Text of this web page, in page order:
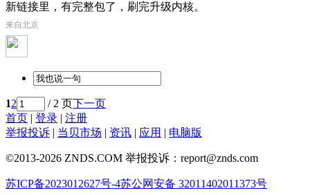
新链接里，有完整包了，刷完升级内核。
来自北京
12 / 2 页下一页
首页 | 登录 | 注册
举报投诉 | 当贝市场 | 资讯 | 应用 | 电脑版
©2013-2026 ZNDS.COM 举报投诉：report@znds.com
苏ICP备2023012627号-4苏公网安备 32011402011373号